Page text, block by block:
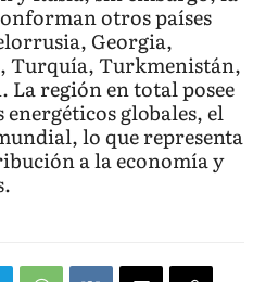
otros países
Georgia,
Turquía, Turkmenistán,
La región en total posee
energéticos globales, el
lo que representa
a la economía y